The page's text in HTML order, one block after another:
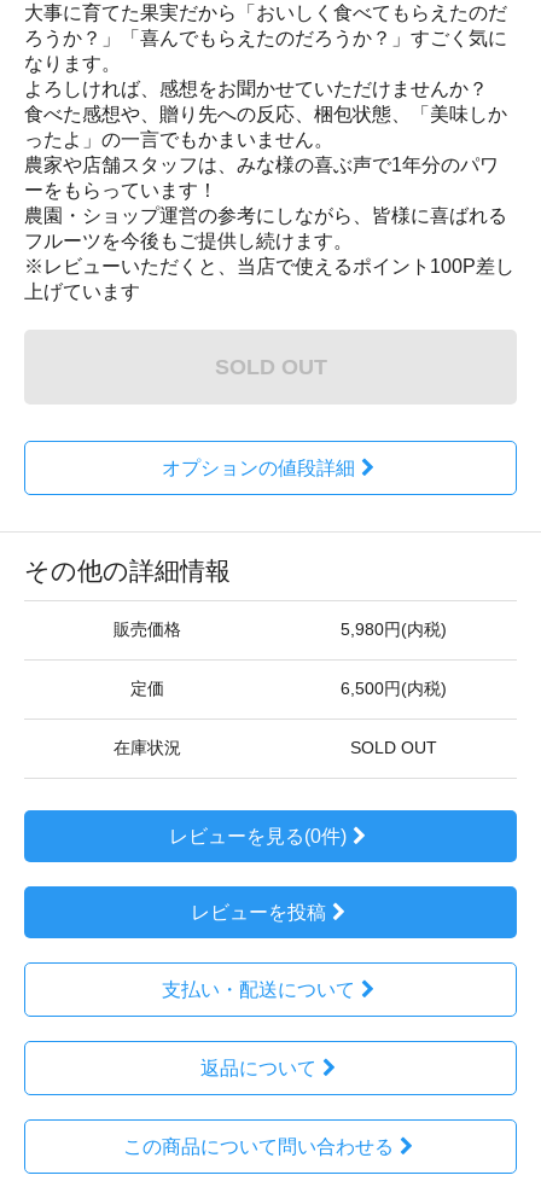
大事に育てた果実だから「おいしく食べてもらえたのだ
ろうか？」「喜んでもらえたのだろうか？」すごく気に
なります。
よろしければ、感想をお聞かせていただけませんか？
食べた感想や、贈り先への反応、梱包状態、「美味しか
ったよ」の一言でもかまいません。
農家や店舗スタッフは、みな様の喜ぶ声で1年分のパワ
ーをもらっています！
農園・ショップ運営の参考にしながら、皆様に喜ばれる
フルーツを今後もご提供し続けます。
※レビューいただくと、当店で使えるポイント100P差し
上げています
SOLD OUT
オプションの値段詳細
その他の詳細情報
販売価格 5,980円(内税)
定価 6,500円(内税)
在庫状況 SOLD OUT
レビューを見る(0件)
レビューを投稿
支払い・配送について
返品について
この商品について問い合わせる